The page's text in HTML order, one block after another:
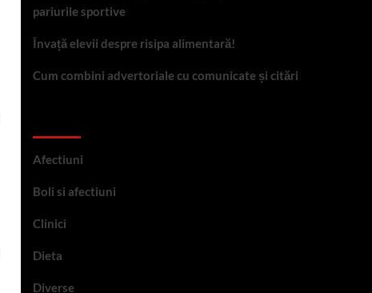
pariurile sportive
Învață elevii despre risipa alimentară!
Cum combini advertoriale cu comunicate și citări
Afectiuni
Boli si afectiuni
Clinici
Dieta
Diverse